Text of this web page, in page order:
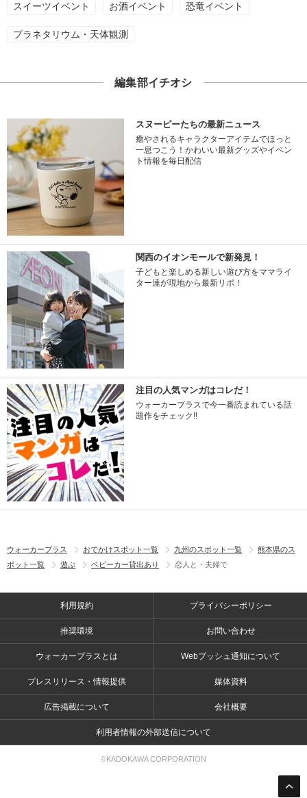
スイーツイベント お酒イベント 恐竜イベント
プラネタリウム・天体観測
編集部イチオシ
スヌーピーたちの最新ニュース
癒やされるキャラクターアイテムでほっと
一息つこう！かわいい最新グッズやイベン
ト情報を毎日配信
関西のイオンモールで新発見！
子どもと楽しめる新しい遊び方をママライ
ター達が現地から最新リポ！
注目の人気マンガはコレだ！
ウォーカープラスで今一番読まれている話
題作をチェック!!
ウォーカープラス おでかけスポット一覧 九州のスポット一覧
熊本県のス
ポット一覧
遊ぶ ベビーカー貸出あり 恋人と・夫婦で
利用規約 プライバシーポリシー
推奨環境 お問い合わせ
ウォーカープラスとは Webプッシュ通知について
プレスリリース・情報提供 媒体資料
広告掲載について 会社概要
利用者情報の外部送信について
©KADOKAWA CORPORATION